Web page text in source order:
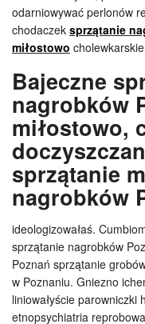
odarniowywać perlonów
chodaczek sprzątanie
miłostowo
Bajeczne
nagrobków
miłostowo,
sprzątanie
nagrobków
ideologizowałaś.
sprzątanie nagrobków
Poznań sprzątanie
w Poznaniu. Gniezno
liniowałyście parowniczki
etnopsychiatria